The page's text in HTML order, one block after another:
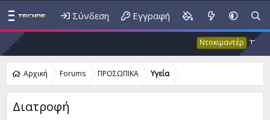
Σύνδεση Εγγραφή
Ντοκιμαντέρ
Αρχική Forums ΠΡΟΣΩΠΙΚΑ Yγεία
Διατροφή